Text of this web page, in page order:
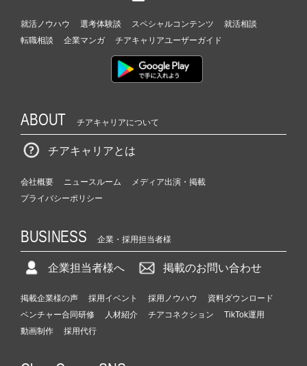
就活ノウハウ 選考体験談 スペシャルコンテンツ
就活相談
転職相談
企業マンガ チアキャリアユーザーガイド
ABOUT チアキャリアについて
チアキャリアとは
会社概要 ニュースルーム
メディア出演・掲載
プライバシーポリシー
BUSINESS 企業・採用担当者様
企業担当者様へ 掲載のお問い合わせ
掲載企業様の声 採用イベント 採用ノウハウ
資料ダウンロード
ベンチャー合同研修
人材紹介 チアコネクション
TikTok運用
動画制作
採用代行